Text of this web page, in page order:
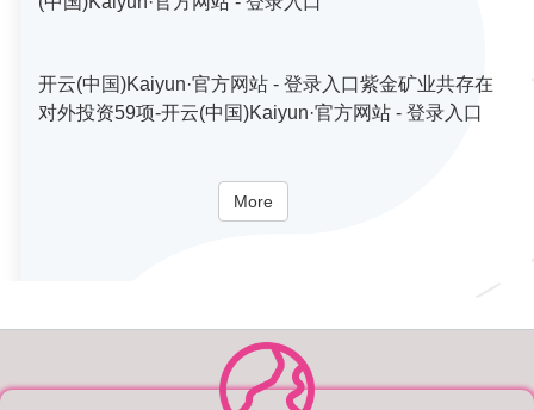
开云(中国)Kaiyun·官方网站 - 登录入口紫金矿业共存在
对外投资59项-开云(中国)Kaiyun·官方网站 - 登录入口
More